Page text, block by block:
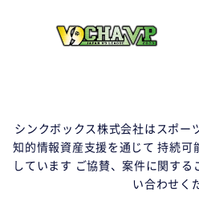
シンクボックス株式会社はスポー
知的情報資産支援を通じて 持続可
しています ご協賛、案件に関する
い合わせく